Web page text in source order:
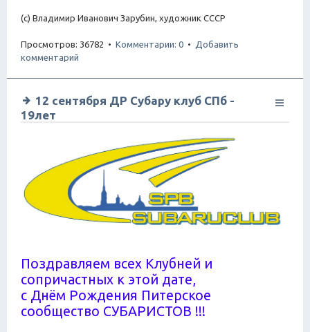
(с) Владимир Иванович Зарубин, художник СССР
Просмотров: 36782 • Комментарии: 0 •
Добавить
комментарий
12 сентября ДР Субару клуб СПб -
19лет
Поздравляем всех Клубней и
сопричастных к этой дате,
с Днём Рождения Питерское
сообщество СУБАРИСТОВ !!!